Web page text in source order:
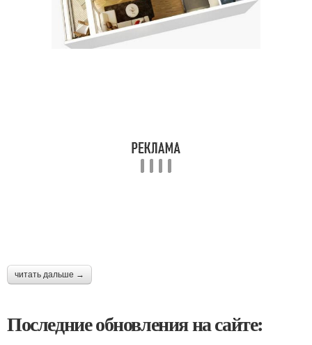
читать дальше →
Последние обновления на сайте: